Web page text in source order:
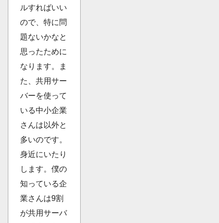
ルすればいい
ので、特に問
題ないかなと
思ったために
なります。ま
た、共用サー
バーを使って
いる中小企業
さんは以外と
多いのです。
身近にいたり
します。僕の
知っている企
業さんは9割
が共用サーバ